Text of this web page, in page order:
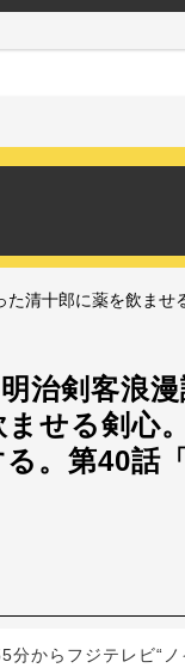
清十郎に薬を飲ま
治剣客浪
せる剣心
。第40話
からフジテレビ“ノ